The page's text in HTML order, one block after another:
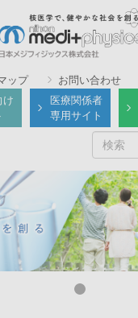
ップ お問い合わせ
け
医療関係者
専用サイト